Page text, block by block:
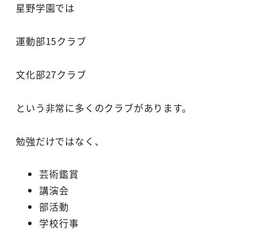
星野学園では
運動部15クラブ
文化部27クラブ
という非常に多くのクラブがあります。
勉強だけではなく、
芸術鑑賞
講演会
部活動
学校行事